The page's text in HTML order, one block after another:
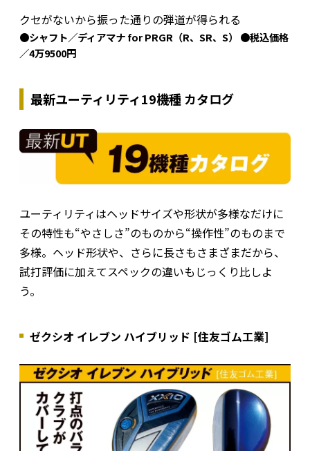
クセがないから振った通りの弾道が得られる
●シャフト／ディアマナ for PRGR（R、SR、S） ●税込価格
／4万9500円
最新ユーティリティ19機種 カタログ
ユーティリティはヘッドサイズや形状が多様なだけに
その特性も“やさしさ”のものから“操作性”のものまで
多様。ヘッド形状や、さらに長さもさまざまだから、
試打評価に加えてスペックの違いもじっくり比しよ
う。
ゼクシオ イレブン ハイブリッド [住友ゴム工業]